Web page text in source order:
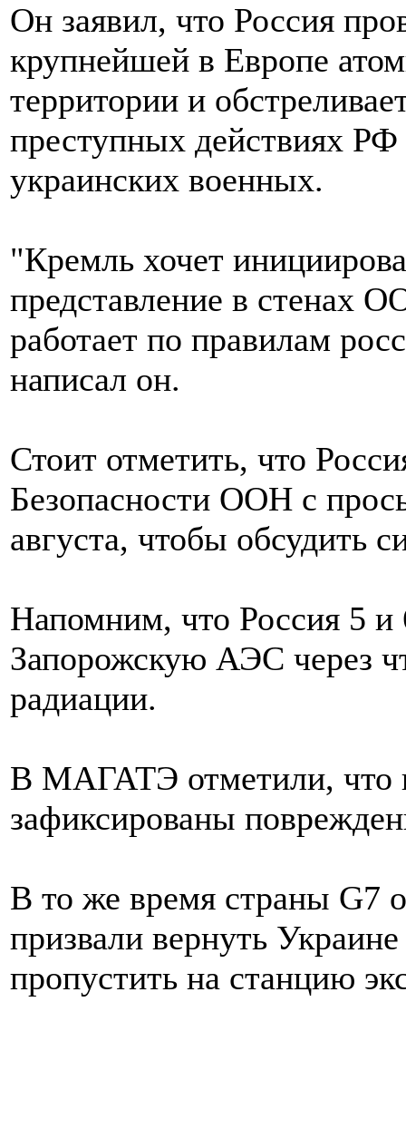
Он заявил, что Россия
крупнейшей в Европе
территории и
преступных действиях РФ
украинских военных.
"Кремль хочет
представление в стенах
работает по правилам
написал он.
Стоит отметить, что
Безопасности ООН с
августа, чтобы обсудить
Напомним, что Россия 5 и
Запорожскую АЭС через
радиации.
В МАГАТЭ отметили, что
зафиксированы
В то же время страны G7
призвали вернуть
пропустить на станцию